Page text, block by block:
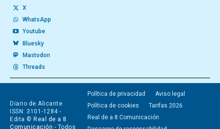
X
WhatsApp
Youtube
Bluesky
Mastodon
Threads
Diario de Alicante
ISSN: 3101-1284 -
Edita © Real de a 8
Comunicación - Todos
Política de privacidad
Aviso legal
Política de cookies
Tarifas 2026
Real de a 8 Comunicación